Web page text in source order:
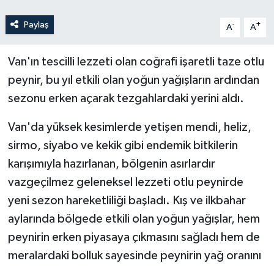
Paylaş A- A+
Van'ın tescilli lezzeti olan coğrafi işaretli taze otlu
peynir, bu yıl etkili olan yoğun yağışların ardından
sezonu erken açarak tezgahlardaki yerini aldı.
Van'da yüksek kesimlerde yetişen mendi, heliz,
sirmo, siyabo ve kekik gibi endemik bitkilerin
karışımıyla hazırlanan, bölgenin asırlardır
vazgeçilmez geleneksel lezzeti otlu peynirde
yeni sezon hareketliliği başladı. Kış ve ilkbahar
aylarında bölgede etkili olan yoğun yağışlar, hem
peynirin erken piyasaya çıkmasını sağladı hem de
meralardaki bolluk sayesinde peynirin yağ oranını